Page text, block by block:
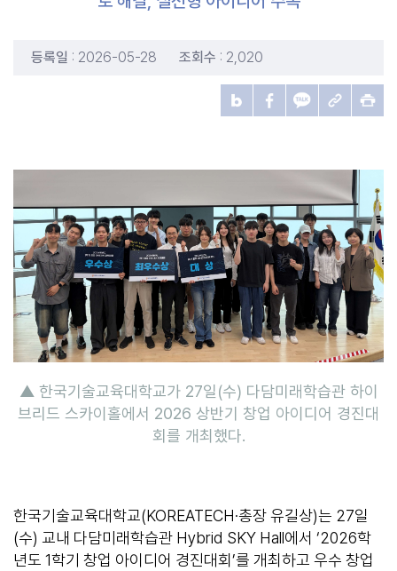
등록일 : 2026-05-28 조회수 : 2,020
▲ 한국기술교육대학교가 27일(수) 다담미래학습관 하이
브리드 스카이홀에서 2026 상반기 창업 아이디어 경진대
회를 개최했다.
한국기술교육대학교(KOREATECH·총장 유길상)는 27일
(수) 교내 다담미래학습관 Hybrid SKY Hall에서 ‘2026학
년도 1학기 창업 아이디어 경진대회’를 개최하고 우수 창업